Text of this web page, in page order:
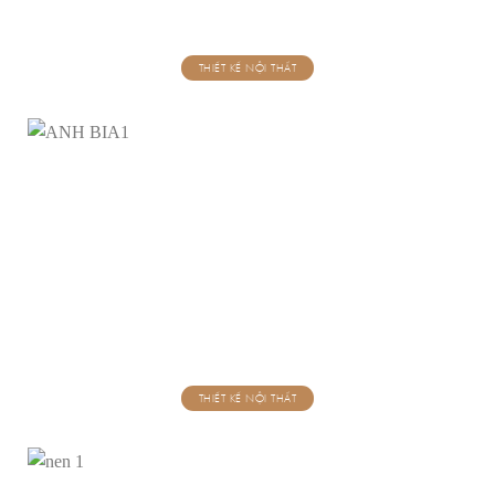
THIẾT KẾ NỘI THẤT
THIẾT KẾ NỘI THẤT